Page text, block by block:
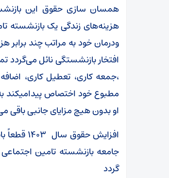
همسان سازی حقوق این
هزینه‌های زندگی یک بازنشسته
ودرمان خود به مراتب چند
افتخار بازنشستگی نائل می‌گردد
،جمعه کاری، تعطیل کاری،
مطبوع خود اختصاص پیدامیکند
او بدون هیچ مزایای جانبی باقی
افزایش
جامعه بازنشسته تامین
گردد